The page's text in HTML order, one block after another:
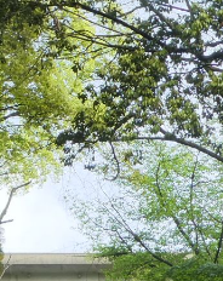
Skip to navigation